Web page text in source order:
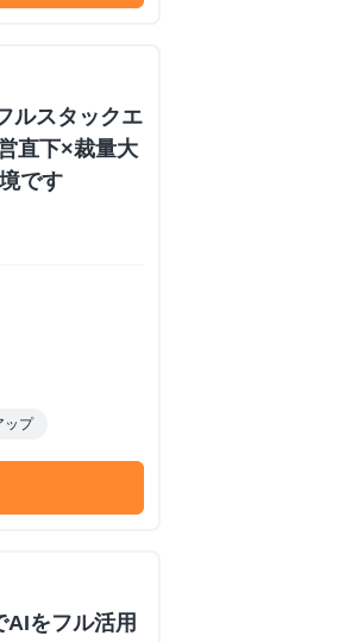
ルスタックエ
直下×裁量大
です
ップ
をフル活用